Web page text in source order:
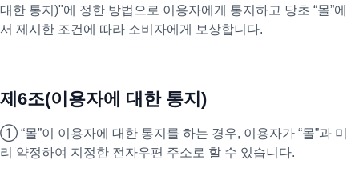
대한 통지)"에 정한 방법으로 이용자에게 통지하고 당초 “몰”에
서 제시한 조건에 따라 소비자에게 보상합니다.
제6조(이용자에 대한 통지)
① “몰”이 이용자에 대한 통지를 하는 경우, 이용자가 “몰”과 미
리 약정하여 지정한 전자우편 주소로 할 수 있습니다.